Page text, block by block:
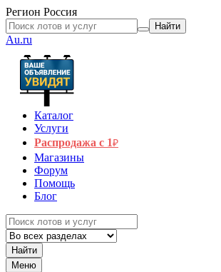
Регион Россия
Найти
Au.ru
Каталог
Услуги
Распродажа с 1₽
Магазины
Форум
Помощь
Блог
Найти
Меню